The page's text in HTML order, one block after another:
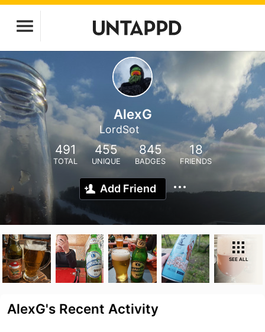
AlexG
LordSot
491
TOTAL
455
UNIQUE
845
BADGES
18
FRIENDS
Add Friend
SEE ALL
AlexG's Recent Activity